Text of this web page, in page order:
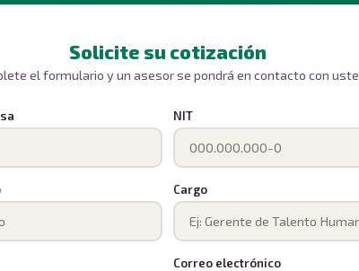
Solicite su cotización
el formulario y un asesor se pondrá en contacto con
NIT
Cargo
Correo electrónico